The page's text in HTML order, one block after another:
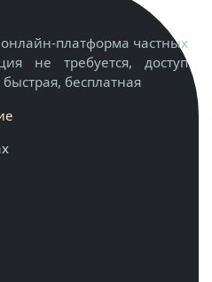
платформа частных
не требуется, доступ
бесплатная